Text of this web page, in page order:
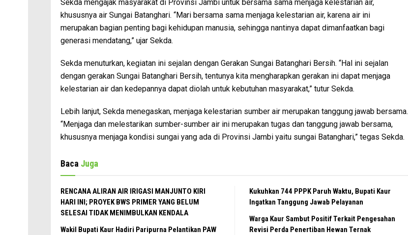
Sekda mengajak masyarakat di Provinsi Jambi untuk bersama sama menjaga kelestarian air,
khususnya air Sungai Batanghari. “Mari bersama sama menjaga kelestarian air, karena air ini
merupakan bagian penting bagi kehidupan manusia, sehingga nantinya dapat dimanfaatkan bagi
generasi mendatang,” ujar Sekda.
Sekda menuturkan, kegiatan ini sejalan dengan Gerakan Sungai Batanghari Bersih. “Hal ini sejalan
dengan gerakan Sungai Batanghari Bersih, tentunya kita mengharapkan gerakan ini dapat menjaga
kelestarian air dan kedepannya dapat diolah untuk kebutuhan masyarakat,” tutur Sekda.
Lebih lanjut, Sekda menegaskan, menjaga kelestarian sumber air merupakan tanggung jawab bersama.
“Menjaga dan melestarikan sumber-sumber air ini merupakan tugas dan tanggung jawab bersama,
khususnya menjaga kondisi sungai yang ada di Provinsi Jambi yaitu sungai Batanghari,” tegas Sekda.
Baca Juga
RENCANA ALIRAN AIR IRIGASI MANJUNTO KIRI
HARI INI; PROYEK BWS PRIMER YANG BELUM
SELESAI TIDAK MENIMBULKAN KENDALA
Wakil Bupati Kaur Hadiri Paripurna Pelantikan PAW
Kukuhkan 744 PPPK Paruh Waktu, Bupati Kaur
Ingatkan Tanggung Jawab Pelayanan
Warga Kaur Sambut Positif Terkait Pengesahan
Revisi Perda Penertiban Hewan Ternak